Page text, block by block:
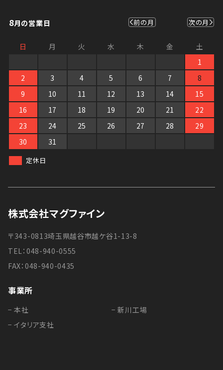
8月の営業日 前の月 次の月
日 月 火 水 木 金
土
1
2
3 4 5 6 7
8
9
10 11 12 13 14
15
16
17 18 19 20 21
22
23
24 25 26 27 28
29
30
31
定休日
株式会社マグファイン
〒343-0813埼玉県越谷市越ケ谷1-13-8
TEL：048-940-0555
FAX：048-940-0435
事業所
− 本社
− イタリア支社
− 新川工場